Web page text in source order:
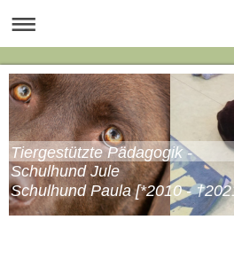
Tiergestützte Pädagogik -
Schulhund Jule
Schulhund Paula [*2010 -